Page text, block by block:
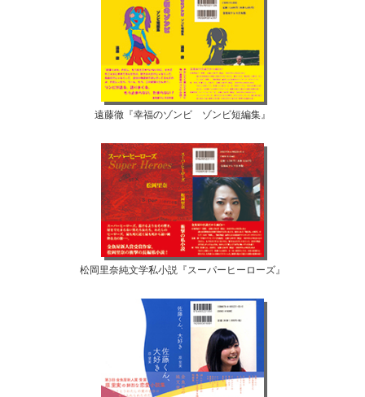
遠藤徹『幸福のゾンビ ゾンビ短編集』
松岡里奈純文学私小説『スーパーヒーローズ』